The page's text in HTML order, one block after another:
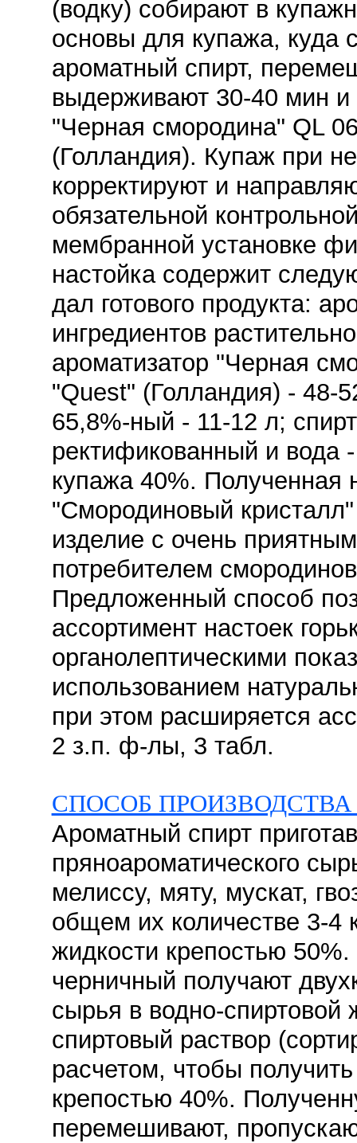
(водку) собирают в
основы для купажа, куда
ароматный спирт,
выдерживают 30-40 мин и
"Черная смородина" QL
(Голландия). Купаж при
корректируют и
обязательной
мембранной установке
настойка содержит
дал готового продукта:
ингредиентов
ароматизатор "Черная
"Quest" (Голландия) - 48-
65,8%-ный - 11-12 л;
ректификованный и вода
купажа 40%. Полученная
"Смородиновый
изделие с очень
потребителем
Предложенный способ
ассортимент настоек
органолептическими
использованием
при этом расширяется
2 з.п. ф-лы, 3 табл.
СПОСОБ
Ароматный спирт
пряноароматического
мелиссу, мяту, мускат,
общем их количестве 3-4
жидкости крепостью
черничный получают
сырья в водно-спиртовой
спиртовый раствор
расчетом, чтобы
крепостью 40%.
перемешивают,